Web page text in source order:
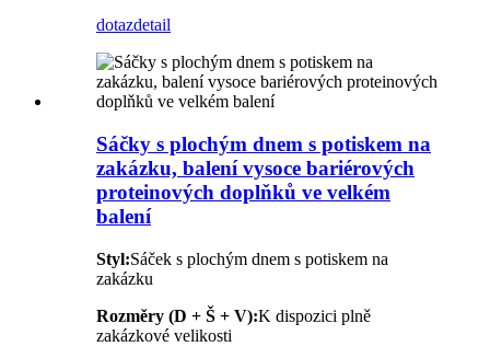
dotazdetail
Sáčky s plochým dnem s potiskem na
zakázku, balení vysoce bariérových
proteinových doplňků ve velkém
balení
Styl:Sáček s plochým dnem s potiskem na
zakázku
Rozměry (D + Š + V):K dispozici plně
zakázkové velikosti